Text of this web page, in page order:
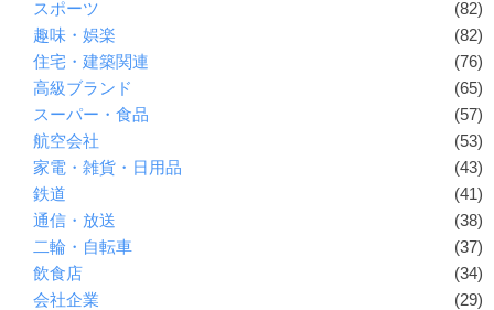
スポーツ
(82)
趣味・娯楽
(82)
住宅・建築関連
(76)
高級ブランド
(65)
スーパー・食品
(57)
航空会社
(53)
家電・雑貨・日用品
(43)
鉄道
(41)
通信・放送
(38)
二輪・自転車
(37)
飲食店
(34)
会社企業
(29)